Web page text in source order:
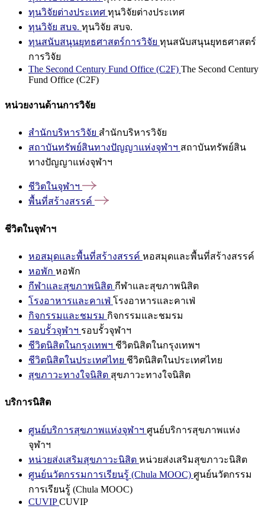
ทุนวิจัยต่างประเทศ ทุนวิจัยต่างประเทศ
ทุนวิจัย สบจ. ทุนวิจัย สบจ.
ทุนสนับสนุนยุทธศาสตร์การวิจัย ทุนสนับสนุนยุทธศาสตร์
การวิจัย
The Second Century Fund Office (C2F) The Second Century
Fund Office (C2F)
หน่วยงานด้านการวิจัย
สำนักบริหารวิจัย สำนักบริหารวิจัย
สถาบันทรัพย์สินทางปัญญาแห่งจุฬาฯ สถาบันทรัพย์สิน
ทางปัญญาแห่งจุฬาฯ
ชีวิตในจุฬาฯ
พื้นที่สร้างสรรค์
ชีวิตในจุฬาฯ
หอสมุดและพื้นที่สร้างสรรค์ หอสมุดและพื้นที่สร้างสรรค์
หอพัก หอพัก
กีฬาและสุขภาพนิสิต กีฬาและสุขภาพนิสิต
โรงอาหารและคาเฟ่ โรงอาหารและคาเฟ่
กิจกรรมและชมรม กิจกรรมและชมรม
รอบรั้วจุฬาฯ รอบรั้วจุฬาฯ
ชีวิตนิสิตในกรุงเทพฯ ชีวิตนิสิตในกรุงเทพฯ
ชีวิตนิสิตในประเทศไทย ชีวิตนิสิตในประเทศไทย
สุขภาวะทางใจนิสิต สุขภาวะทางใจนิสิต
บริการนิสิต
ศูนย์บริการสุขภาพแห่งจุฬาฯ ศูนย์บริการสุขภาพแห่ง
จุฬาฯ
หน่วยส่งเสริมสุขภาวะนิสิต หน่วยส่งเสริมสุขภาวะนิสิต
ศูนย์นวัตกรรมการเรียนรู้ (Chula MOOC) ศูนย์นวัตกรรม
การเรียนรู้ (Chula MOOC)
CUVIPCUVIP